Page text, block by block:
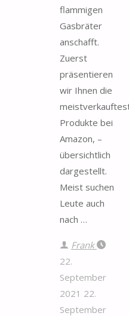
flammigen
Gasbräter
anschafft.
Zuerst
präsentieren
wir Ihnen die
Produkte bei
Amazon, –
übersichtlich
dargestellt.
Meist suchen
Leute auch
nach …
Frank
22.
September
2021 22.
September